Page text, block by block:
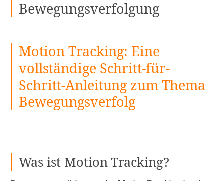
Bewegungsverfolgung
Motion Tracking: Eine
vollständige Schritt-für-
Schritt-Anleitung zum Thema
Bewegungsverfolg
Was ist Motion Tracking?